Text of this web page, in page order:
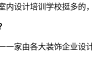
内设计培训学校挺多的
一家由各大装饰企业